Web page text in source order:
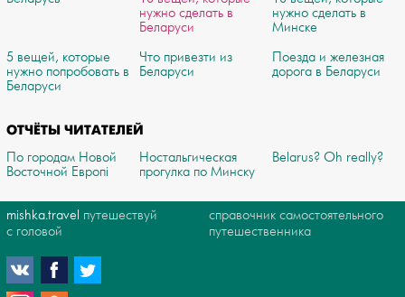
нужно сделать в
Беларуси
нужно сделать в
Минске
5 вещей, которые
нужно попробовать в
Беларуси
Что привезти из
Беларуси
Поезда и железная
дорога в Беларуси
ОТЧЁТЫ ЧИТАТЕЛЕЙ
По городам Новой
Восточной Европі
Ностальгическая
прогулка по Минску
Belarus? Oh really?
mishka.travel путешествуй
с головой
справочник самостоятельного
путешественника